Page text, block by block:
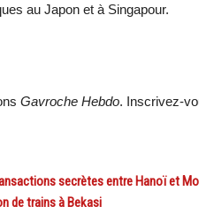
au Japon et à Singapour.
Gavroche Hebdo. Inscrivez-
secrètes entre Hanoï et
de trains à Bekasi